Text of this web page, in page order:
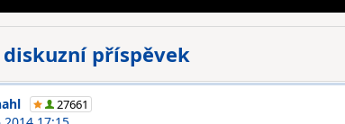
diskuzní příspěvek
27661